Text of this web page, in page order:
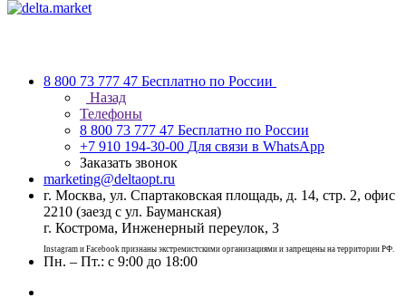
8 800 73 777 47 Бесплатно по России
Назад
Телефоны
8 800 73 777 47 Бесплатно по России
+7 910 194-30-00 Для связи в WhatsApp
Заказать звонок
marketing@deltaopt.ru
г. Москва, ул. Спартаковская площадь, д. 14, стр. 2, офис
2210 (заезд с ул. Бауманская)
г. Кострома, Инженерный переулок, 3
Instagram и Facebook признаны экстремистскими организациями и запрещены на территории РФ.
Пн. – Пт.: с 9:00 до 18:00